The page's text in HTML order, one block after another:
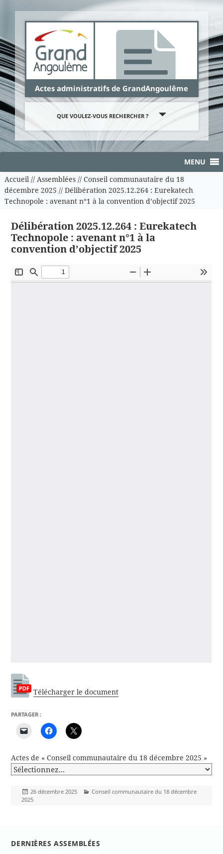
Actes administratifs de GrandAngoulême
QUE VOULEZ-VOUS RECHERCHER ?
MENU
Accueil// Assemblées// Conseil communautaire du 18
décembre 2025 // Délibération 2025.12.264 : Eurekatech
Technopole : avenant n°1 à la convention d’objectif 2025
Délibération 2025.12.264 : Eurekatech
Technopole : avenant n°1 à la
convention d’objectif 2025
Télécharger le document
PARTAGER :
Actes de « Conseil communautaire du 18 décembre 2025 »
Publié
le
26 décembre 2025 Catégories
Conseil communautaire du 18 décembre
2025
DERNIÈRES ASSEMBLÉES
Panneau de gestion des cookies